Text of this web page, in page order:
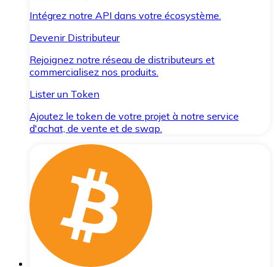
Intégrez notre API dans votre écosystème.
Devenir Distributeur
Rejoignez notre réseau de distributeurs et
commercialisez nos produits.
Lister un Token
Ajoutez le token de votre projet à notre service
d'achat, de vente et de swap.